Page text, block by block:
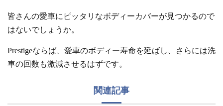
皆さんの愛車にピッタリなボディーカバーが見つかるので
はないでしょうか。
Prestigeならば、愛車のボディー寿命を延ばし、さらには洗
車の回数も激減させるはずです。
関連記事